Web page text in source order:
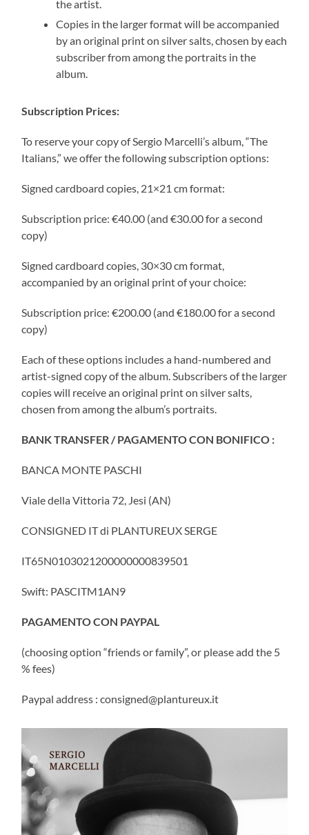
the artist.
Copies in the larger format will be accompanied
by an original print on silver salts, chosen by each
subscriber from among the portraits in the
album.
Subscription Prices:
To reserve your copy of Sergio Marcelli’s album, “The
Italians,” we offer the following subscription options:
Signed cardboard copies, 21×21 cm format:
Subscription price: €40.00 (and €30.00 for a second
copy)
Signed cardboard copies, 30×30 cm format,
accompanied by an original print of your choice:
Subscription price: €200.00 (and €180.00 for a second
copy)
Each of these options includes a hand-numbered and
artist-signed copy of the album. Subscribers of the larger
copies will receive an original print on silver salts,
chosen from among the album’s portraits.
BANK TRANSFER / PAGAMENTO CON BONIFICO :
BANCA MONTE PASCHI
Viale della Vittoria 72, Jesi (AN)
CONSIGNED IT di PLANTUREUX SERGE
IT65N0103021200000000839501
Swift: PASCITM1AN9
PAGAMENTO CON PAYPAL
(choosing option “friends or family”, or please add the 5
% fees)
Paypal address : consigned@plantureux.it